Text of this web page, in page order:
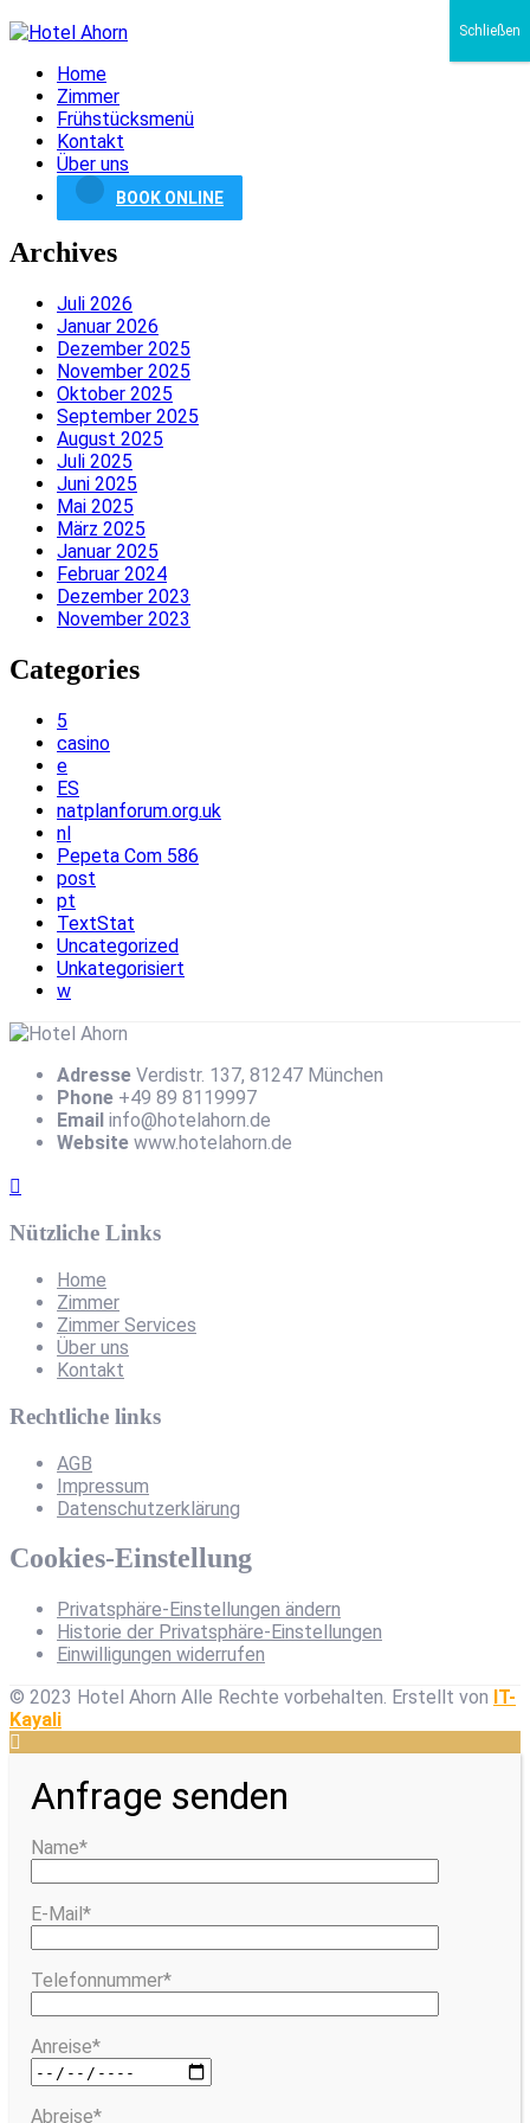
Home
Zimmer
Frühstücksmenü
Kontakt
Über uns
BOOK ONLINE
Archives
Juli 2026
Januar 2026
Dezember 2025
November 2025
Oktober 2025
September 2025
August 2025
Juli 2025
Juni 2025
Mai 2025
März 2025
Januar 2025
Februar 2024
Dezember 2023
November 2023
Categories
5
casino
e
ES
natplanforum.org.uk
nl
Pepeta Com 586
post
pt
TextStat
Uncategorized
Unkategorisiert
w
Adresse Verdistr. 137, 81247 München
Phone +49 89 8119997
Email info@hotelahorn.de
Website www.hotelahorn.de
Nützliche Links
Home
Zimmer
Zimmer Services
Über uns
Kontakt
Rechtliche links
AGB
Impressum
Datenschutzerklärung
Cookies-Einstellung
Privatsphäre-Einstellungen ändern
Historie der Privatsphäre-Einstellungen
Einwilligungen widerrufen
© 2023 Hotel Ahorn Alle Rechte vorbehalten. Erstellt von IT-
Kayali
Anfrage senden
Name*
E-Mail*
Telefonnummer*
Anreise*
Abreise*
Schließen